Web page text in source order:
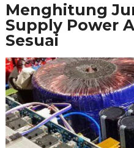
Menghitung
Supply Power
Sesuai